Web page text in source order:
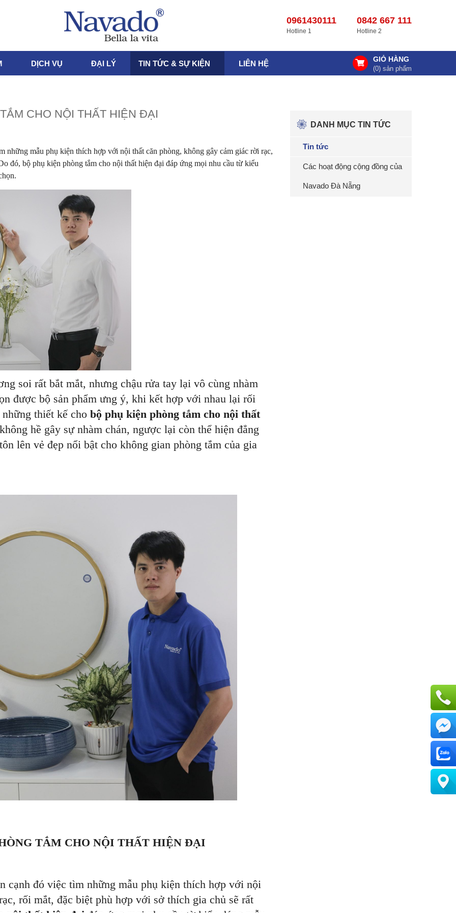
0961430111
Hotline 1
0842 667 111
Hotline 2
DỊCH VỤ ĐẠI LÝ TIN TỨC & SỰ KIỆN LIÊN HỆ GIỎ HÀNG
(0) sản phẩm
CHO NỘI THẤT HIỆN ĐẠI
những mẫu phụ kiện thích hợp với nội thất căn phòng, không gây cảm giác rời rạc,
đó, bộ phụ kiện phòng tắm cho nội thất hiện đại đáp ứng mọi nhu cầu từ kiểu
soi rất bắt mắt, nhưng chậu rửa tay lại vô cùng nhàm
được bộ sản phẩm ưng ý, khi kết hợp với nhau lại rối
thiết kế cho bộ phụ kiện phòng tắm cho nội thất
hề gây sự nhàm chán, ngược lại còn thể hiện đẳng
lên vẻ đẹp nổi bật cho không gian phòng tắm của gia
TẮM CHO NỘI THẤT HIỆN ĐẠI
cạnh đó việc tìm những mẫu phụ kiện thích hợp với nội
rối mắt, đặc biệt phù hợp với sở thích gia chủ sẽ rất
DANH MỤC TIN TỨC
Tin tức
Các hoạt động cộng đồng của
Navado Đà Nẵng